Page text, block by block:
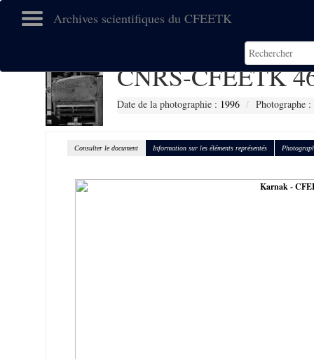
Archives scientifiques du CFEETK
CNRS-CFEETK
Date de la photographie : 1996 Photographe
Consulter le document Information sur les éléments représentés